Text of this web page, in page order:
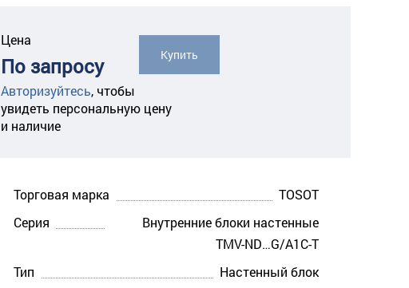
Цена
По запросу
Авторизуйтесь, чтобы
увидеть персональную цену
и наличие
Купить
Торговая марка
TOSOT
Серия
Внутренние блоки настенные
TMV-ND…G/A1C-T
Тип
Настенный блок